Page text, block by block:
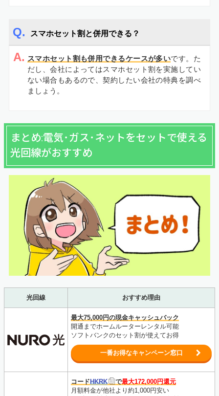
スマホセット割と併用できる？
A. スマホセット割も併用できるケースが多いです。た
だし、会社によってはスマホセット割を実施してい
ない場合もあるので、契約したい会社の特典を調べ
ましょう。
まとめ:電気･ガス･ネットをセットで使える
光回線がおすすめ
光回線 おすすめ理由
最大75,000円の現金キャッシュバック
開通までホームルーターレンタル可能
ソフトバンクのセット割が使えてお得
一番お得なキャンペーン窓口
コードHKRK で最大172,000円還元
月額料金が他社より約1,000円安い